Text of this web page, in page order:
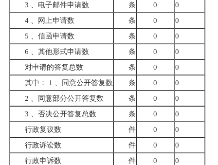
3 、电子邮件申请数
条 0
0
4 、网上申请数
条 0
0
5 、信函申请数
条 0
0
6 、其他形式申请数
条 0
0
对申请的答复总数
条 0
0
其中： 1 、同意公开答复数
条 0
0
2 、同意部分公开答复数
条 0
0
3 、否决公开答复总数
条 0
0
行政复议数
件 0
0
行政诉讼数
件 0
0
行政申诉数
件 0 0